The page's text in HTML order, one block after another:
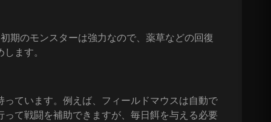
期のモンスターは強力なので、薬草などの回復
ます。
ています。例えば、フィールドマウスは自動で
て戦闘を補助できますが、毎日餌を与える必要